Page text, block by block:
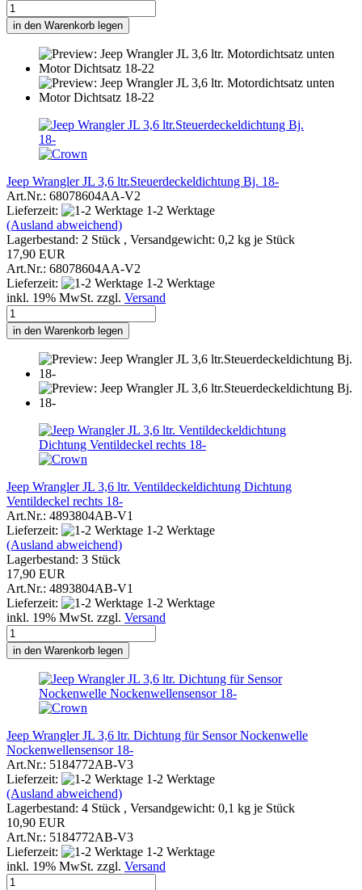
in den Warenkorb legen
Jeep Wrangler JL 3,6 ltr.Steuerdeckeldichtung Bj. 18-
Art.Nr.: 68078604AA-V2
Lieferzeit:
1-2 Werktage
(Ausland abweichend)
Lagerbestand: 2 Stück , Versandgewicht: 0,2 kg je Stück
17,90 EUR
Art.Nr.: 68078604AA-V2
Lieferzeit:
1-2 Werktage
inkl. 19% MwSt. zzgl. Versand
in den Warenkorb legen
Jeep Wrangler JL 3,6 ltr. Ventildeckeldichtung Dichtung
Ventildeckel rechts 18-
Art.Nr.: 4893804AB-V1
Lieferzeit:
1-2 Werktage
(Ausland abweichend)
Lagerbestand: 3 Stück
17,90 EUR
Art.Nr.: 4893804AB-V1
Lieferzeit:
1-2 Werktage
inkl. 19% MwSt. zzgl. Versand
in den Warenkorb legen
Jeep Wrangler JL 3,6 ltr. Dichtung für Sensor Nockenwelle
Nockenwellensensor 18-
Art.Nr.: 5184772AB-V3
Lieferzeit:
1-2 Werktage
(Ausland abweichend)
Lagerbestand: 4 Stück , Versandgewicht: 0,1 kg je Stück
10,90 EUR
Art.Nr.: 5184772AB-V3
Lieferzeit:
1-2 Werktage
inkl. 19% MwSt. zzgl. Versand